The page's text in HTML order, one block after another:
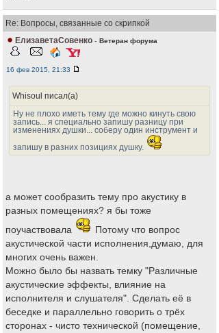
Re: Вопросы, связанные со скрипкой
ЕлизаветаСовенко - Ветеран форума
16 фев 2015, 21:33
Whisoul писал(а)
Ну не плохо иметь тему где можно кинуть свою
запись... я специально запишу разницу при
изменениях душки... соберу один инструмент и
запишу в разних позициях душку.
а может сообразить тему про акустику в
разных помещениях? я бы тоже
поучаствовала
Потому что вопрос
акустической части исполнения,думаю, для
многих очень важен.
Можно было бы назвать темку "Различные
акустические эффекты, влияние на
исполнителя и слушателя". Сделать её в
беседке и параллельно говорить о трёх
сторонах - чисто технической (помещение,